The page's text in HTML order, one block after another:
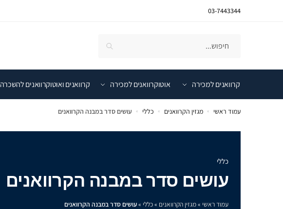
03-7443344
קרוואנים למכירה אוטוקרוואנים למכירה קרוואנים ואוטוקרוואנים להשכרה
עמוד ראשי » מגזין הקרוואנים » כללי » עושים סדר במבנה הקרוואנים
כללי
עושים סדר במבנה הקרוואנים
עמוד ראשי »מגזין הקרוואנים »כללי »עושים סדר במבנה הקרוואנים